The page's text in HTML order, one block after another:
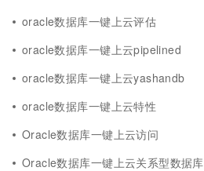
oracle数据库一键上云评估
oracle数据库一键上云pipelined
oracle数据库一键上云yashandb
oracle数据库一键上云特性
Oracle数据库一键上云访问
Oracle数据库一键上云关系型数据库